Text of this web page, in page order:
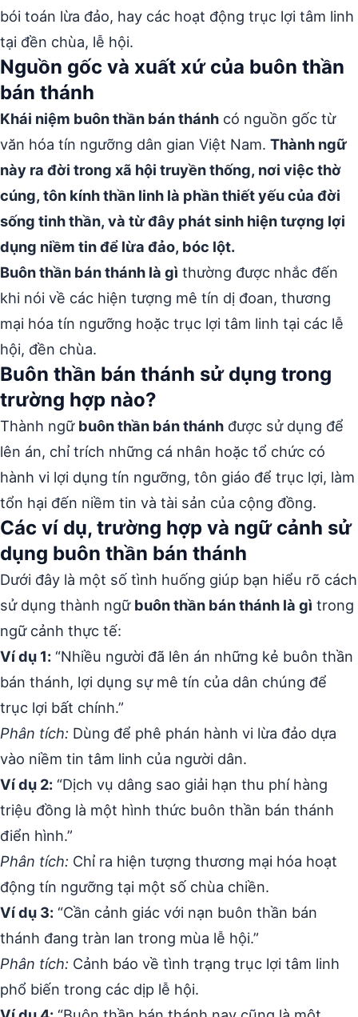
bói toán lừa đảo, hay các hoạt động trục lợi tâm linh
tại đền chùa, lễ hội.
Nguồn gốc và xuất xứ của buôn thần
bán thánh
Khái niệm buôn thần bán thánh có nguồn gốc từ
văn hóa tín ngưỡng dân gian Việt Nam. Thành ngữ
này ra đời trong xã hội truyền thống, nơi việc thờ
cúng, tôn kính thần linh là phần thiết yếu của đời
sống tinh thần, và từ đây phát sinh hiện tượng lợi
dụng niềm tin để lừa đảo, bóc lột.
Buôn thần bán thánh là gì thường được nhắc đến
khi nói về các hiện tượng mê tín dị đoan, thương
mại hóa tín ngưỡng hoặc trục lợi tâm linh tại các lễ
hội, đền chùa.
Buôn thần bán thánh sử dụng trong
trường hợp nào?
Thành ngữ buôn thần bán thánh được sử dụng để
lên án, chỉ trích những cá nhân hoặc tổ chức có
hành vi lợi dụng tín ngưỡng, tôn giáo để trục lợi, làm
tổn hại đến niềm tin và tài sản của cộng đồng.
Các ví dụ, trường hợp và ngữ cảnh sử
dụng buôn thần bán thánh
Dưới đây là một số tình huống giúp bạn hiểu rõ cách
sử dụng thành ngữ buôn thần bán thánh là gì trong
ngữ cảnh thực tế:
Ví dụ 1: “Nhiều người đã lên án những kẻ buôn thần
bán thánh, lợi dụng sự mê tín của dân chúng để
trục lợi bất chính.”
Phân tích: Dùng để phê phán hành vi lừa đảo dựa
vào niềm tin tâm linh của người dân.
Ví dụ 2: “Dịch vụ dâng sao giải hạn thu phí hàng
triệu đồng là một hình thức buôn thần bán thánh
điển hình.”
Phân tích: Chỉ ra hiện tượng thương mại hóa hoạt
động tín ngưỡng tại một số chùa chiền.
Ví dụ 3: “Cần cảnh giác với nạn buôn thần bán
thánh đang tràn lan trong mùa lễ hội.”
Phân tích: Cảnh báo về tình trạng trục lợi tâm linh
phổ biến trong các dịp lễ hội.